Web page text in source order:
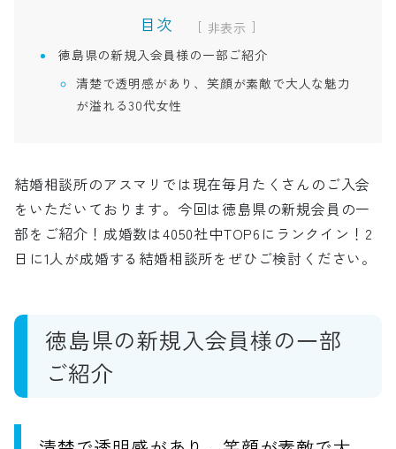
目次 [
]
徳島県の新規入会員様の一部ご紹介
清楚で透明感があり、笑顔が素敵で大人な魅力
が溢れる30代女性
結婚相談所のアスマリでは現在毎月たくさんのご入会
をいただいております。今回は徳島県の新規会員の一
部をご紹介！成婚数は4050社中TOP6にランクイン！2
日に1人が成婚する結婚相談所をぜひご検討ください。
徳島県の新規入会員様の一部
ご紹介